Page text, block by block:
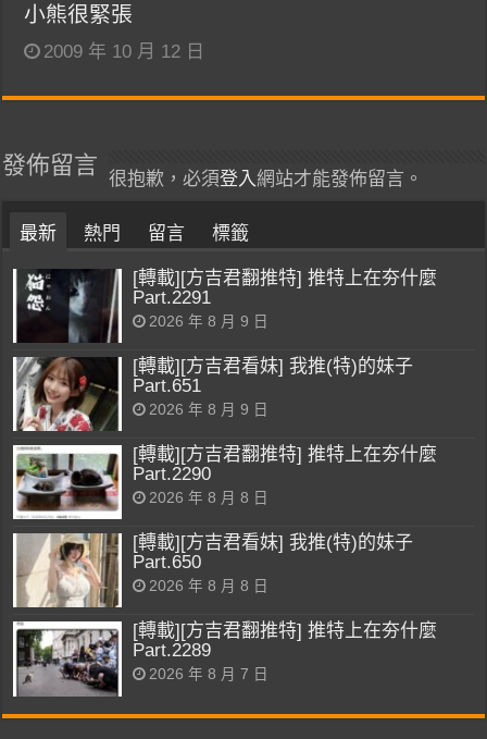
小熊很緊張
2009 年 10 月 12 日
發佈留言
很抱歉，必須登入 網站才能發佈留言。
最新 熱門 留言 標籤
[轉載][方吉君翻推特] 推特上在夯什麼
Part.2291
2026 年 8 月 9 日
[轉載][方吉君看妹] 我推(特)的妹子
Part.651
2026 年 8 月 9 日
[轉載][方吉君翻推特] 推特上在夯什麼
Part.2290
2026 年 8 月 8 日
[轉載][方吉君看妹] 我推(特)的妹子
Part.650
2026 年 8 月 8 日
[轉載][方吉君翻推特] 推特上在夯什麼
Part.2289
2026 年 8 月 7 日